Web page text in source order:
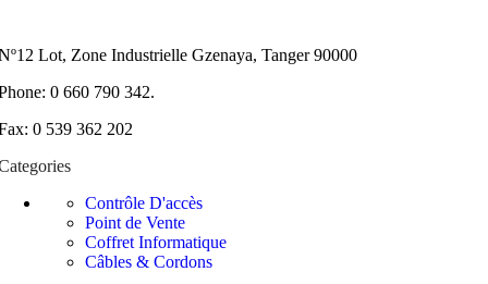
Lot, Zone Industrielle Gzenaya, Tanger 90000
0 660 790 342.
0 539 362 202
Contrôle D'accès
Point de Vente
Coffret Informatique
Câbles & Cordons